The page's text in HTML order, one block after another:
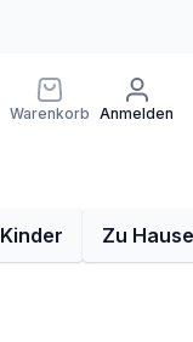
Warenkorb Anmelden
Kinder Zu Hause